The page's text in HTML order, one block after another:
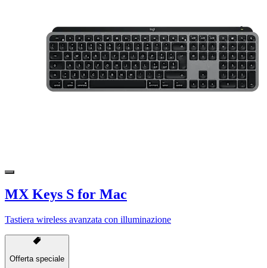
MX Keys S for Mac
Tastiera wireless avanzata con illuminazione
Offerta speciale